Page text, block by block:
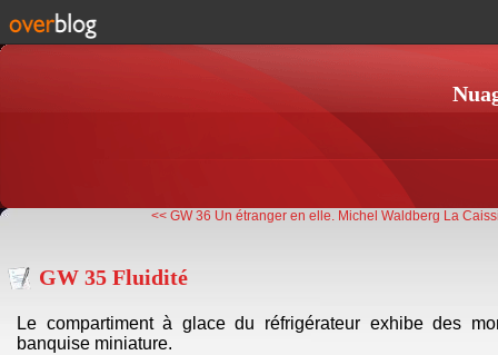
<< GW 36 Un étranger en elle. Michel Waldberg La
GW 35 Fluidité
Le compartiment à glace du réfrigérateur exhibe des
banquise miniature.